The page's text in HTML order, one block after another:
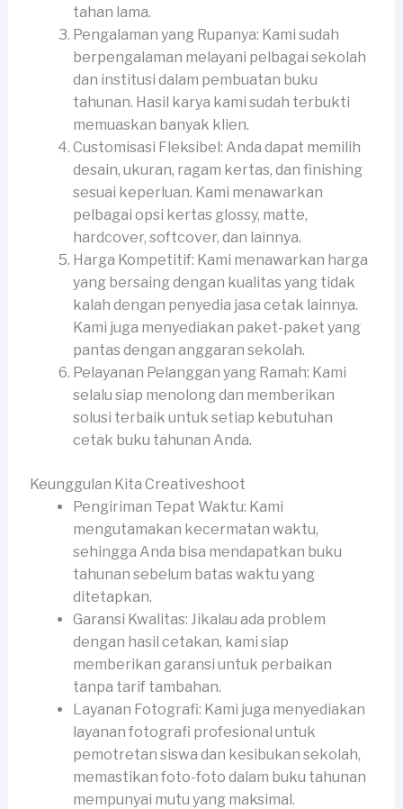
tahan lama.
Pengalaman yang Rupanya: Kami sudah
berpengalaman melayani pelbagai sekolah
dan institusi dalam pembuatan buku
tahunan. Hasil karya kami sudah terbukti
memuaskan banyak klien.
Customisasi Fleksibel: Anda dapat memilih
desain, ukuran, ragam kertas, dan finishing
sesuai keperluan. Kami menawarkan
pelbagai opsi kertas glossy, matte,
hardcover, softcover, dan lainnya.
Harga Kompetitif: Kami menawarkan harga
yang bersaing dengan kualitas yang tidak
kalah dengan penyedia jasa cetak lainnya.
Kami juga menyediakan paket-paket yang
pantas dengan anggaran sekolah.
Pelayanan Pelanggan yang Ramah: Kami
selalu siap menolong dan memberikan
solusi terbaik untuk setiap kebutuhan
cetak buku tahunan Anda.
Keunggulan Kita Creativeshoot
Pengiriman Tepat Waktu: Kami
mengutamakan kecermatan waktu,
sehingga Anda bisa mendapatkan buku
tahunan sebelum batas waktu yang
ditetapkan.
Garansi Kwalitas: Jikalau ada problem
dengan hasil cetakan, kami siap
memberikan garansi untuk perbaikan
tanpa tarif tambahan.
Layanan Fotografi: Kami juga menyediakan
layanan fotografi profesional untuk
pemotretan siswa dan kesibukan sekolah,
memastikan foto-foto dalam buku tahunan
mempunyai mutu yang maksimal.